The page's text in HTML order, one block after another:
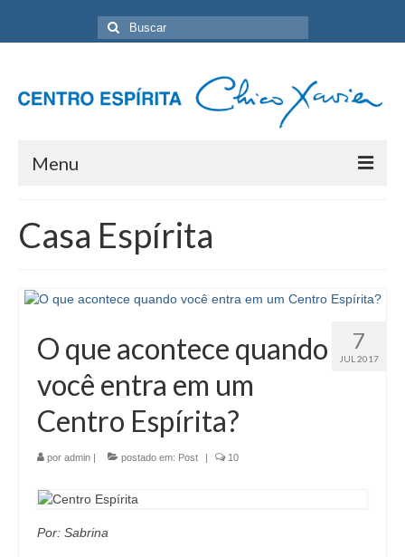
Buscar
por:
Menu
Programação Geral
Artigos
Contato
Casa Espírita
7
JUL 2017
O que acontece quando
você entra em um
Centro Espírita?
por admin | postado em: Post | 10
Por: Sabrina